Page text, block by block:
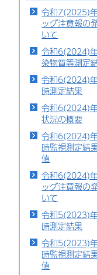
令和7(2025)
ッグ注意報の
いて
令和6(2024)
染物質等測定
令和6(2024)
時測定結果
令和6(2024)
状況の概要
令和6(2024)
時監視測定結
値
令和6(2024)
ッグ注意報の
いて
令和5(2023)
時測定結果
令和5(2023)
時監視測定結
値